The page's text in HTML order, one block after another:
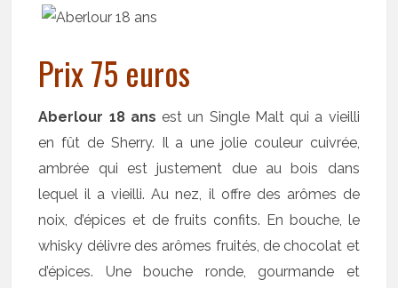
Prix 75 euros
Aberlour 18 ans est un Single Malt qui a vieilli
en fût de Sherry. Il a une jolie couleur cuivrée,
ambrée qui est justement due au bois dans
lequel il a vieilli. Au nez, il offre des arômes de
noix, d’épices et de fruits confits. En bouche, le
whisky délivre des arômes fruités, de chocolat et
d’épices. Une bouche ronde, gourmande et